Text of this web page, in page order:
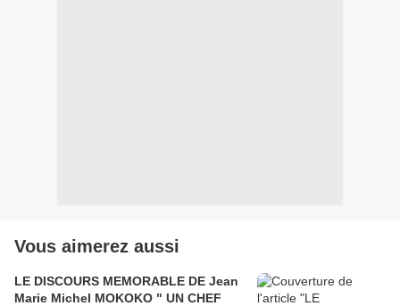
Vous aimerez aussi
LE DISCOURS MEMORABLE DE Jean
Marie Michel MOKOKO " UN CHEF